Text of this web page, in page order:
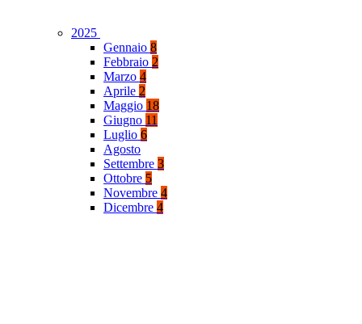
2025
Gennaio 8
Febbraio 2
Marzo 4
Aprile 2
Maggio 18
Giugno 11
Luglio 6
Agosto
Settembre 3
Ottobre 5
Novembre 4
Dicembre 4